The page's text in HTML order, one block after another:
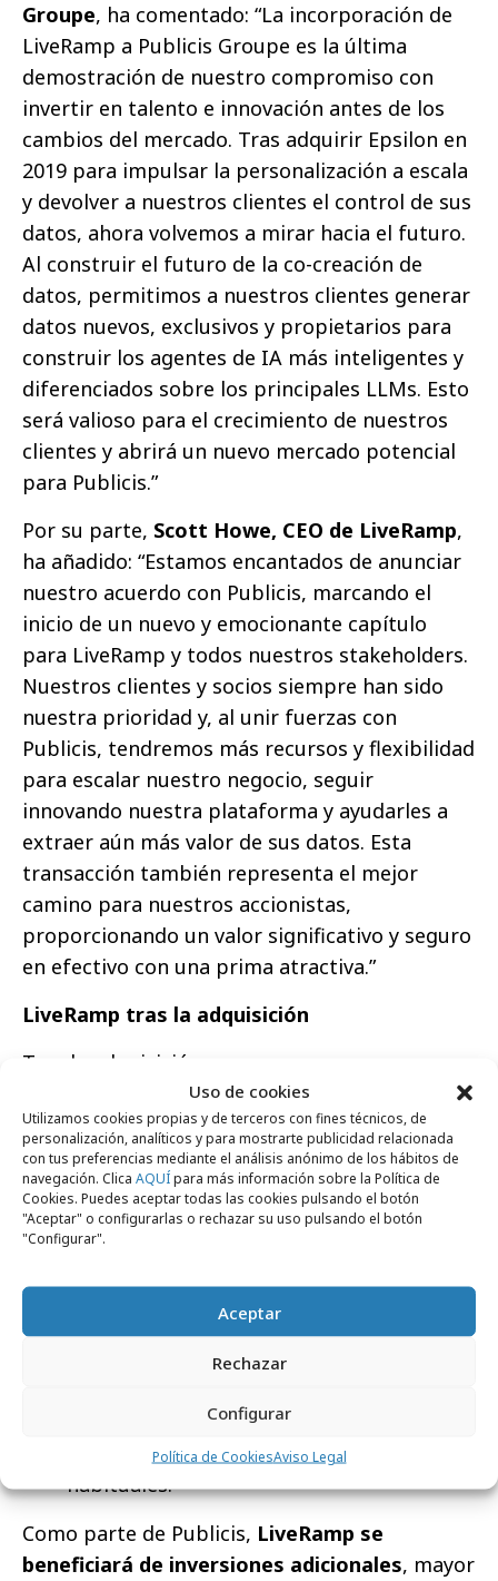
Uso de cookies
Utilizamos cookies propias y de terceros con fines técnicos, de
personalización, analíticos y para mostrarte publicidad relacionada
con tus preferencias mediante el análisis anónimo de los hábitos de
navegación. Clica AQUÍpara más información sobre la Política de
Cookies. Puedes aceptar todas las cookies pulsando el botón
"Aceptar" o configurarlas o rechazar su uso pulsando el botón
"Configurar".
Aceptar
Rechazar
Configurar
Política de CookiesAviso Legal
Groupe, ha comentado: “La incorporación de
LiveRamp a Publicis Groupe es la última
demostración de nuestro compromiso con
invertir en talento e innovación antes de los
cambios del mercado. Tras adquirir Epsilon en
2019 para impulsar la personalización a escala
y devolver a nuestros clientes el control de sus
datos, ahora volvemos a mirar hacia el futuro.
Al construir el futuro de la co-creación de
datos, permitimos a nuestros clientes generar
datos nuevos, exclusivos y propietarios para
construir los agentes de IA más inteligentes y
diferenciados sobre los principales LLMs. Esto
será valioso para el crecimiento de nuestros
clientes y abrirá un nuevo mercado potencial
para Publicis.”
Por su parte, Scott Howe, CEO de LiveRamp,
ha añadido: “Estamos encantados de anunciar
nuestro acuerdo con Publicis, marcando el
inicio de un nuevo y emocionante capítulo
para LiveRamp y todos nuestros stakeholders.
Nuestros clientes y socios siempre han sido
nuestra prioridad y, al unir fuerzas con
Publicis, tendremos más recursos y flexibilidad
para escalar nuestro negocio, seguir
innovando nuestra plataforma y ayudarles a
extraer aún más valor de sus datos. Esta
transacción también representa el mejor
camino para nuestros accionistas,
proporcionando un valor significativo y seguro
en efectivo con una prima atractiva.”
LiveRamp tras la adquisición
Tras la adquisición:
LiveRamp seguirá dirigida por Scott
Howe, quien reportará directamente a
Arthur Sadoun.
Los resultados de LiveRamp se incluirán
dentro del segmento tecnológico del
plataforma neutral e interoperable.
Mantendrá sus compromisos actuales de
No habrá cambios extraordinarios en
precios fuera de las prácticas comerciales
habituales.
Como parte de Publicis, LiveRamp se
beneficiará de inversiones adicionales, mayor